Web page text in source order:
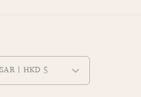
Hong Kong SAR | HKD $